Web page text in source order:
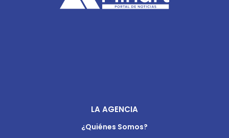
LA AGENCIA
¿Quiénes Somos?